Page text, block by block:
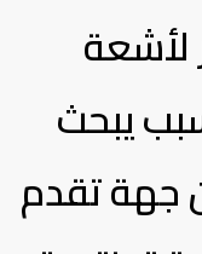
لأشعة
يبحث
جهة تقدم